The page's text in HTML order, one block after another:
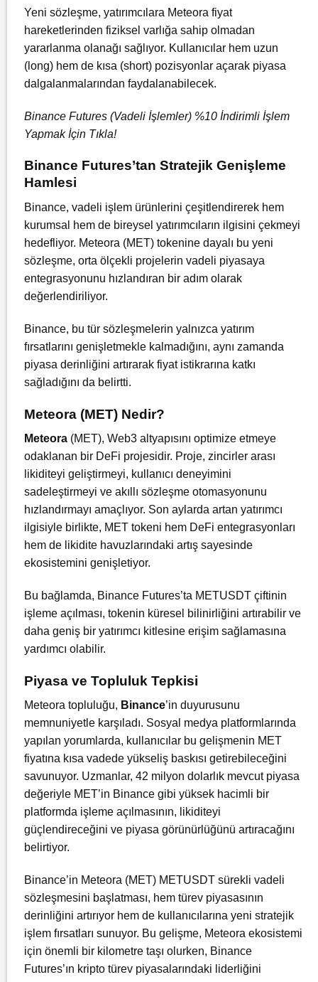
Yeni sözleşme, yatırımcılara Meteora fiyat
hareketlerinden fiziksel varlığa sahip olmadan
yararlanma olanağı sağlıyor. Kullanıcılar hem uzun
(long) hem de kısa (short) pozisyonlar açarak piyasa
dalgalanmalarından faydalanabilecek.
Binance Futures (Vadeli İşlemler) %10 İndirimli İşlem
Yapmak İçin Tıkla!
Binance Futures’tan Stratejik Genişleme
Hamlesi
Binance, vadeli işlem ürünlerini çeşitlendirerek hem
kurumsal hem de bireysel yatırımcıların ilgisini çekmeyi
hedefliyor. Meteora (MET) tokenine dayalı bu yeni
sözleşme, orta ölçekli projelerin vadeli piyasaya
entegrasyonunu hızlandıran bir adım olarak
değerlendiriliyor.
Binance, bu tür sözleşmelerin yalnızca yatırım
fırsatlarını genişletmekle kalmadığını, aynı zamanda
piyasa derinliğini artırarak fiyat istikrarına katkı
sağladığını da belirtti.
Meteora (MET) Nedir?
Meteora (MET), Web3 altyapısını optimize etmeye
odaklanan bir DeFi projesidir. Proje, zincirler arası
likiditeyi geliştirmeyi, kullanıcı deneyimini
sadeleştirmeyi ve akıllı sözleşme otomasyonunu
hızlandırmayı amaçlıyor. Son aylarda artan yatırımcı
ilgisiyle birlikte, MET tokeni hem DeFi entegrasyonları
hem de likidite havuzlarındaki artış sayesinde
ekosistemini genişletiyor.
Bu bağlamda, Binance Futures’ta METUSDT çiftinin
işleme açılması, tokenin küresel bilinirliğini artırabilir ve
daha geniş bir yatırımcı kitlesine erişim sağlamasına
yardımcı olabilir.
Piyasa ve Topluluk Tepkisi
Meteora topluluğu, Binance’in duyurusunu
memnuniyetle karşıladı. Sosyal medya platformlarında
yapılan yorumlarda, kullanıcılar bu gelişmenin MET
fiyatına kısa vadede yükseliş baskısı getirebileceğini
savunuyor. Uzmanlar, 42 milyon dolarlık mevcut piyasa
değeriyle MET’in Binance gibi yüksek hacimli bir
platformda işleme açılmasının, likiditeyi
güçlendireceğini ve piyasa görünürlüğünü artıracağını
belirtiyor.
Binance’in Meteora (MET) METUSDT sürekli vadeli
sözleşmesini başlatması, hem türev piyasasının
derinliğini artırıyor hem de kullanıcılarına yeni stratejik
işlem fırsatları sunuyor. Bu gelişme, Meteora ekosistemi
için önemli bir kilometre taşı olurken, Binance
Futures’ın kripto türev piyasalarındaki liderliğini